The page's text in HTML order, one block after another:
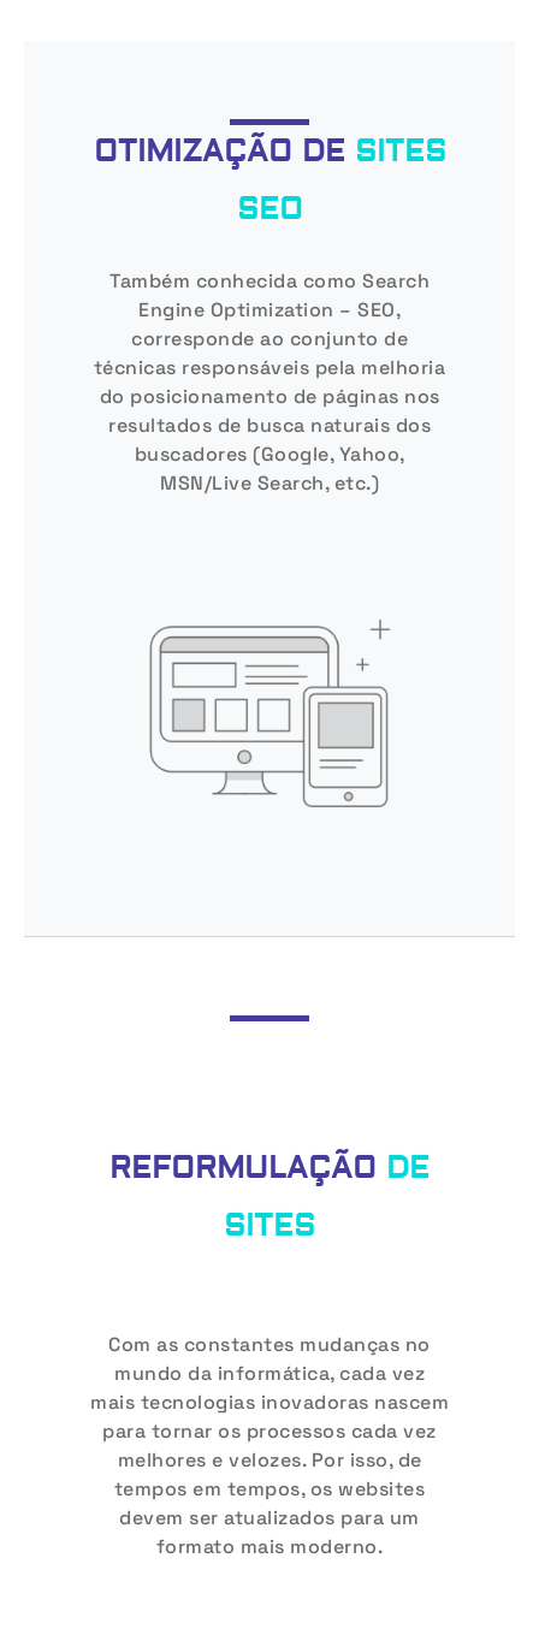
OTIMIZAÇÃO DE SITES
SEO
Também conhecida como Search
Engine Optimization – SEO,
corresponde ao conjunto de
técnicas responsáveis pela melhoria
do posicionamento de páginas nos
resultados de busca naturais dos
buscadores (Google, Yahoo,
MSN/Live Search, etc.)
REFORMULAÇÃO DE
SITES
Com as constantes mudanças no
mundo da informática, cada vez
mais tecnologias inovadoras nascem
para tornar os processos cada vez
melhores e velozes. Por isso, de
tempos em tempos, os websites
devem ser atualizados para um
formato mais moderno.